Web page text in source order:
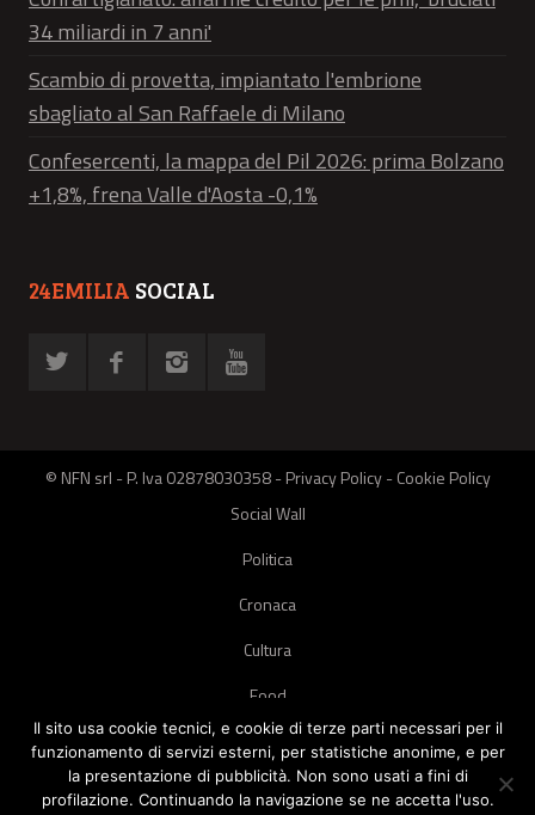
34 miliardi in 7 anni'
Scambio di provetta, impiantato l'embrione
sbagliato al San Raffaele di Milano
Confesercenti, la mappa del Pil 2026: prima Bolzano
+1,8%, frena Valle d'Aosta -0,1%
24EMILIA SOCIAL
© NFN srl - P. Iva 02878030358 -Privacy Policy-Cookie Policy
Social Wall
Politica
Cronaca
Cultura
Food
Green
Pets
Il sito usa cookie tecnici, e cookie di terze parti necessari per il
funzionamento di servizi esterni, per statistiche anonime, e per
la presentazione di pubblicità. Non sono usati a fini di
profilazione. Continuando la navigazione se ne accetta l'uso.